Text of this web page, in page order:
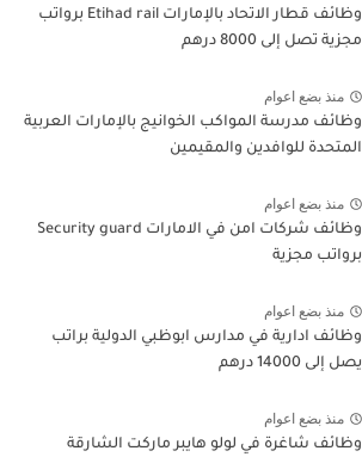
وظائف قطار الاتحاد بالإمارات Etihad rail برواتب
مجزية تصل إلى 8000 درهم
منذ بضع اعوام
وظائف مدرسة المواكب الخوانيج بالإمارات العربية
المتحدة للوافدين والمقيمين
منذ بضع اعوام
وظائف شركات امن في الامارات Security guard
برواتب مجزية
منذ بضع اعوام
وظائف ادارية في مدارس ابوظبي الدولية براتب
يصل إلى 14000 درهم
منذ بضع اعوام
وظائف شاغرة في لولو هايبر ماركت الشارقة